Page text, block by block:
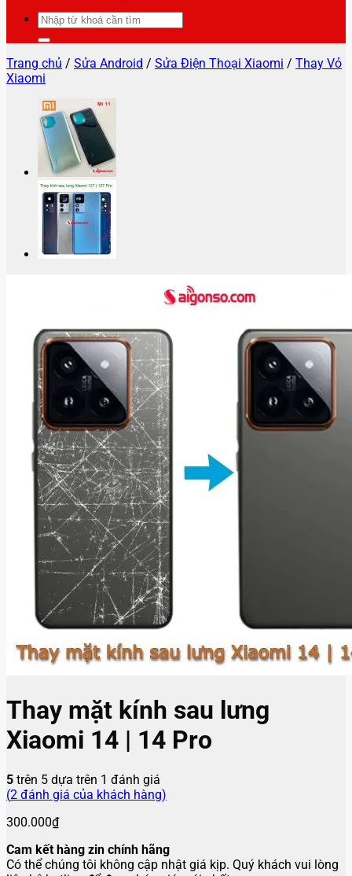
Tìm
kiếm:
Trang chủ / Sửa Android / Sửa Điện Thoại Xiaomi / Thay Vỏ
Xiaomi
Thay mặt kính sau lưng
Xiaomi 14 | 14 Pro
5 trên 5 dựa trên 1 đánh giá
(2 đánh giá của khách hàng)
300.000₫
Cam kết hàng zin chính hãng
Có thể chúng tôi không cập nhật giá kịp. Quý khách vui lòng